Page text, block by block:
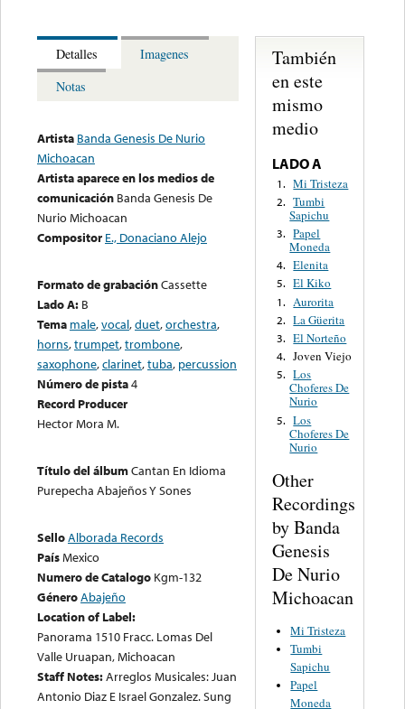
Detalles
Imagenes
Notas
Artista Banda Genesis De Nurio
Michoacan
Artista aparece en los medios de
comunicación Banda Genesis De
Nurio Michoacan
Compositor E., Donaciano Alejo
Formato de grabaciónCassette
Lado A: B
Tema male,vocal,duet,orchestra,
horns,trumpet,trombone,
saxophone,clarinet,tuba, percussion
Número de pista4
Record Producer
Hector Mora M.
Título del álbumCantan En Idioma
Purepecha Abajeños Y Sones
SelloAlborada Records
PaísMexico
Numero de Catalogo Kgm-132
GéneroAbajeño
Location of Label:
Panorama 1510 Fracc. Lomas Del
Valle Uruapan, Michoacan
Staff Notes:Arreglos Musicales: Juan
Antonio Diaz E Israel Gonzalez. Sung
También
en este
mismo
medio
LADO A
1. Mi Tristeza
2. Tumbi
Sapichu
3. Papel
Moneda
4. Elenita
5. El Kiko
1. Aurorita
2. La Güerita
3. El Norteño
4. Joven Viejo
5. Los
Choferes De
Nurio
5. Los
Choferes De
Nurio
Other
Recordings
by Banda
Genesis
De Nurio
Michoacan
Mi Tristeza
Tumbi
Sapichu
Papel
Moneda